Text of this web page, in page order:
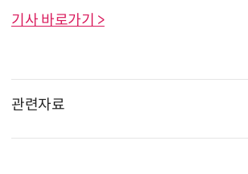
기사 바로가기 >
관련자료